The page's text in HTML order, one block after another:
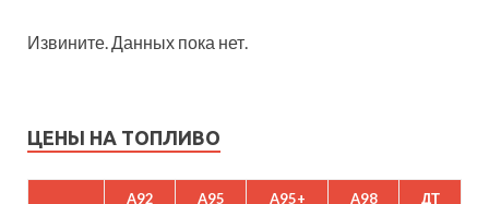
Извините. Данных пока нет.
ЦЕНЫ НА ТОПЛИВО
A92 A95 A95+ A98 ДТ